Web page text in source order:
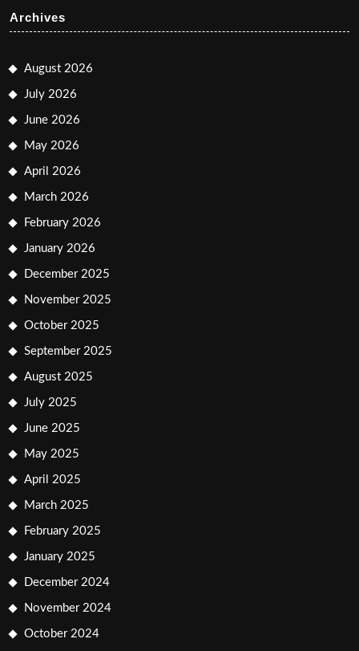
Archives
August 2026
July 2026
June 2026
May 2026
April 2026
March 2026
February 2026
January 2026
December 2025
November 2025
October 2025
September 2025
August 2025
July 2025
June 2025
May 2025
April 2025
March 2025
February 2025
January 2025
December 2024
November 2024
October 2024